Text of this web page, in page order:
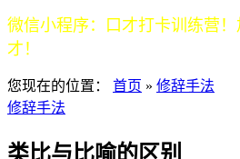
微信小程序：口才打卡训练营
才！
您现在的位置： 首页 » 修辞手法
修辞手法
类比与比喻的区别